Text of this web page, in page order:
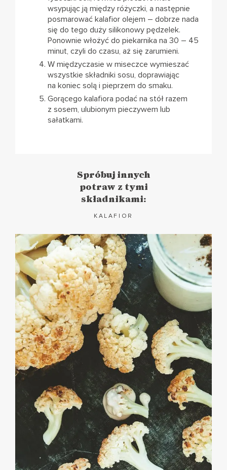
wsypując ją między różyczki, a następnie
posmarować kalafior olejem – dobrze nada
się do tego duży silikonowy pędzelek.
Ponownie włożyć do piekarnika na 30 – 45
minut, czyli do czasu, aż się zarumieni.
W międzyczasie w miseczce wymieszać
wszystkie składniki sosu, doprawiając
na koniec solą i pieprzem do smaku.
Gorącego kalafiora podać na stół razem
z sosem, ulubionym pieczywem lub
sałatkami.
Spróbuj innych
potraw z tymi
składnikami:
KALAFIOR